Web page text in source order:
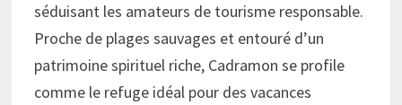
séduisant les amateurs de tourisme responsable.
Proche de plages sauvages et entouré d’un
patrimoine spirituel riche, Cadramon se profile
comme le refuge idéal pour des vacances